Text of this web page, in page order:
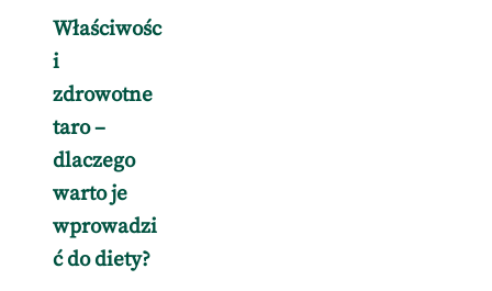
Właściwośc
i
zdrowotne
taro –
dlaczego
warto je
wprowadzi
ć do diety?